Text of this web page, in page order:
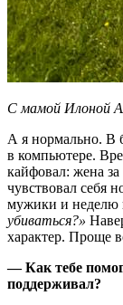
С мамой Илоной
А я нормально. В
в компьютере.
кайфовал: жена
чувствовал себя
мужики и неделю
убиваться?»
характер. Проще
— Как тебе
поддерживал?